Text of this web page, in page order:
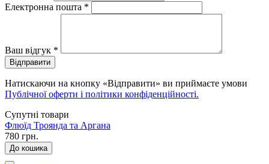
Електронна пошта *
Ваш відгук *
Відправити
Натискаючи на кнопку «Відправити» ви приймаєте умови
Публічної оферти і політики конфіденційності.
Супутні товари
Флюїд Троянда та Аргана
780 грн.
До кошика